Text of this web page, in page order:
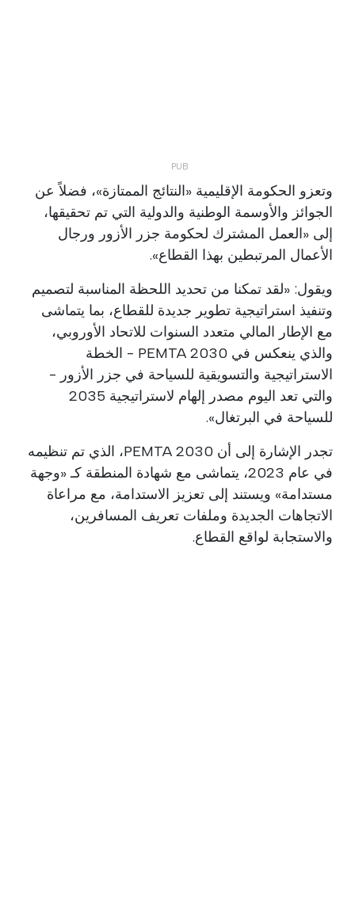
وتعزو الحكومة الإقليمية «النتائج الممتازة»، فضلاً عن
الجوائز والأوسمة الوطنية والدولية التي تم تحقيقها،
إلى «العمل المشترك لحكومة جزر الأزور ورجال
الأعمال المرتبطين بهذا القطاع».
ويقول: «لقد تمكنا من تحديد اللحظة المناسبة لتصميم
وتنفيذ استراتيجية تطوير جديدة للقطاع، بما يتماشى
مع الإطار المالي متعدد السنوات للاتحاد الأوروبي،
والذي ينعكس في PEMTA 2030 - الخطة
الاستراتيجية والتسويقية للسياحة في جزر الأزور -
والتي تعد اليوم مصدر إلهام لاستراتيجية 2035
للسياحة في البرتغال».
تجدر الإشارة إلى أن PEMTA 2030، الذي تم تنظيمه
في عام 2023، يتماشى مع شهادة المنطقة كـ «وجهة
مستدامة» ويستند إلى تعزيز الاستدامة، مع مراعاة
الاتجاهات الجديدة وملفات تعريف المسافرين،
والاستجابة لواقع القطاع.